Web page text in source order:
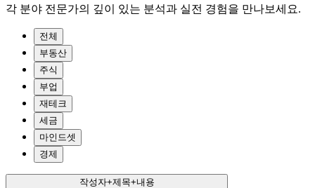
각 분야 전문가의 깊이 있는 분석과 실전 경험을 만나보세요.
전체
부동산
주식
부업
재테크
세금
마인드셋
경제
작성자+제목+내용